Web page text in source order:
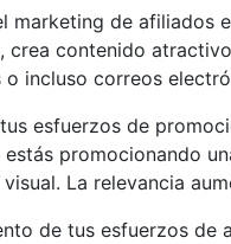
marketing de afiliados
contenido
incluso correos
esfuerzos de
promocionando
La relevancia
de tus esfuerzos